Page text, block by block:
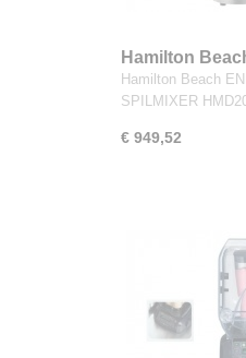
Hamilton
SPILMIXER
Hamilton Beach
SPILMIXER
€ 949,52